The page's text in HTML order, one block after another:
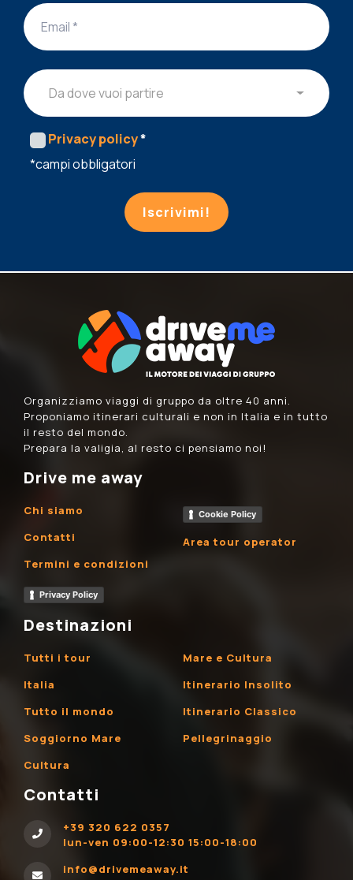
Da dove vuoi partire
Privacy policy*
*campi obbligatori
Iscrivimi!
Organizziamo viaggi di gruppo da oltre 40 anni.
Proponiamo itinerari culturali e non in Italia e in tutto
il resto del mondo.
Prepara la valigia, al resto ci pensiamo noi!
Drive me away
Chi siamo
Contatti
Termini e condizioni
Privacy Policy
Cookie Policy
Area tour operator
Destinazioni
Tutti i tour
Italia
Tutto il mondo
Soggiorno Mare
Cultura
Mare e Cultura
Itinerario Insolito
Itinerario Classico
Pellegrinaggio
Contatti
+39 320 622 0357
lun-ven 09:00-12:30 15:00-18:00
info@drivemeaway.it